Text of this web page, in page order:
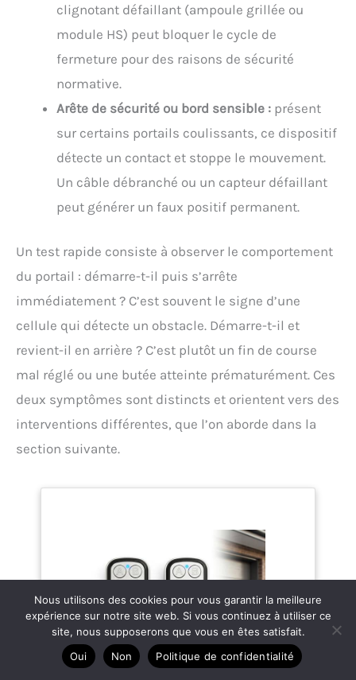
clignotant défaillant (ampoule grillée ou
module HS) peut bloquer le cycle de
fermeture pour des raisons de sécurité
normative.
Arête de sécurité ou bord sensible : présent
sur certains portails coulissants, ce dispositif
détecte un contact et stoppe le mouvement.
Un câble débranché ou un capteur défaillant
peut générer un faux positif permanent.
Un test rapide consiste à observer le comportement
du portail : démarre-t-il puis s’arrête
immédiatement ? C’est souvent le signe d’une
cellule qui détecte un obstacle. Démarre-t-il et
revient-il en arrière ? C’est plutôt un fin de course
mal réglé ou une butée atteinte prématurément. Ces
deux symptômes sont distincts et orientent vers des
interventions différentes, que l’on aborde dans la
section suivante.
Nous utilisons des cookies pour vous garantir la meilleure
expérience sur notre site web. Si vous continuez à utiliser ce
site, nous supposerons que vous en êtes satisfait.
Oui
Non Politique de confidentialité